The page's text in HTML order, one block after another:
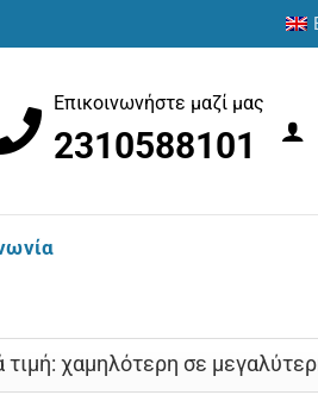
Επικοινωνήστε μαζί μας
2310588101